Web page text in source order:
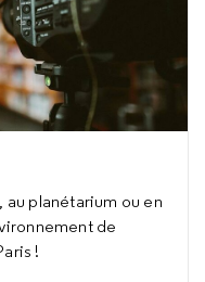
planétarium ou en
de
!